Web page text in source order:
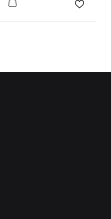
wishlist
srpskog ustanka
Add to